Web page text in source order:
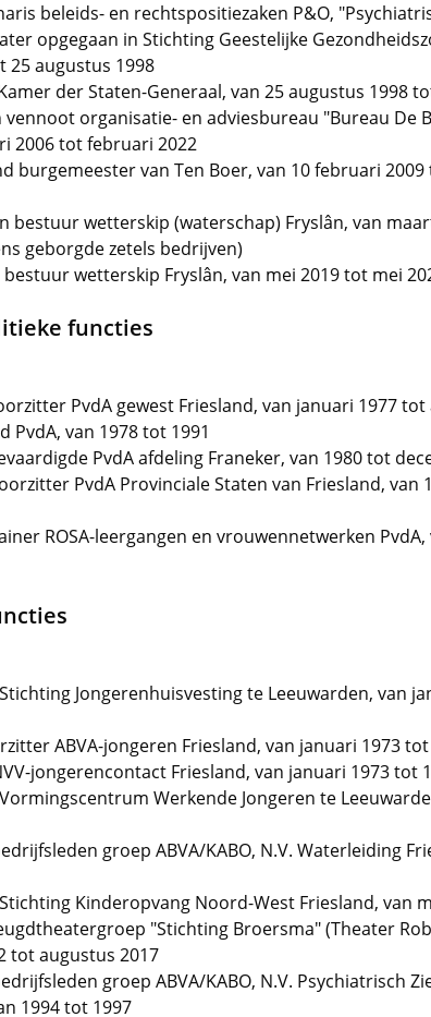
beleids- en rechtspositiezaken P&O,
opgegaan in Stichting Geestelijke
25 augustus 1998
der Staten-Generaal, van 25 augustus 1998
vennoot organisatie- en adviesbureau "Bureau De
2006 tot februari 2022
burgemeester van Ten Boer, van 10 februari
bestuur wetterskip (waterschap) Fryslân, van
geborgde zetels bedrijven)
bestuur wetterskip Fryslân, van mei 2019 tot mei
functies
PvdA gewest Friesland, van januari 1977
PvdA, van 1978 tot 1991
PvdA afdeling Franeker, van 1980 tot
PvdA Provinciale Staten van Friesland, van
ROSA-leergangen en vrouwennetwerken
Jongerenhuisvesting te Leeuwarden, van
ABVA-jongeren Friesland, van januari 1973
jongerencontact Friesland, van januari 1973 tot
Werkende Jongeren te
groep ABVA/KABO, N.V. Waterleiding
Kinderopvang Noord-West Friesland, van
"Stichting Broersma" (Theater
tot augustus 2017
groep ABVA/KABO, N.V. Psychiatrisch
1994 tot 1997